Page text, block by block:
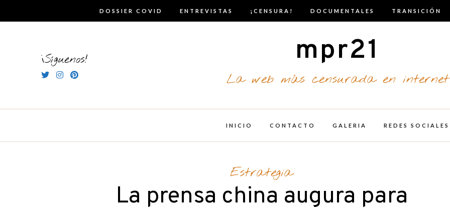
DOSSIER COVID ENTREVISTAS ¡CENSURA! DOCUMENTALES TRANSICIÓN
¡Síguenos! mpr21
La web más censurada en internet
INICIO CONTACTO GALERIA REDES SOCIALES
Estrategia
La prensa china augura para